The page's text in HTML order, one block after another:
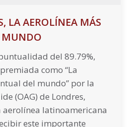
LA AEROLÍNEA MÁS
MUNDO
del 89.79%,
como “La
del mundo” por la
(OAG) de Londres,
latinoamericana
este importante